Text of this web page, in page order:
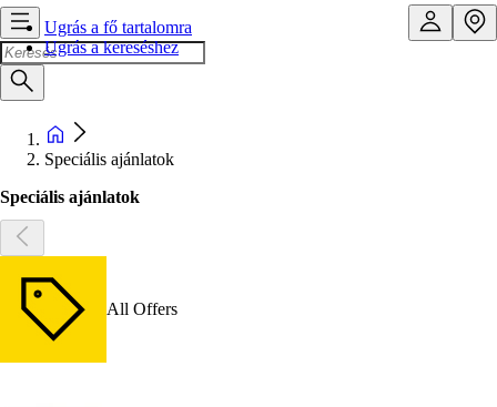
Ugrás a fő tartalomra
Ugrás a kereséshez
Speciális ajánlatok
Speciális ajánlatok
All Offers